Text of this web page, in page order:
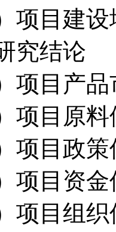
建设
结论
产品
原料
政策
资金
组织